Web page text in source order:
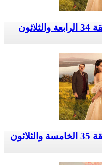
مسلسل ثلاث اخوات الحلقة 34 الرابعة والثلاثون
مسلسل ثلاث اخوات الحلقة 35 الخامسة والثلاثون